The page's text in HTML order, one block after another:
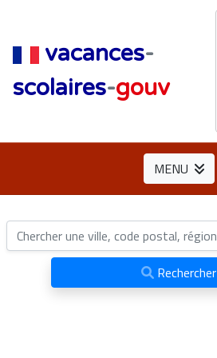
vacances-
scolaires-gouv
MENU
Rechercher